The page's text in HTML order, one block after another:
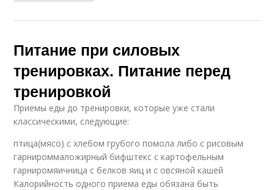
Питание при силовых
тренировках. Питание перед
тренировкой
Приемы еды до тренировки, которые уже стали
классическими, следующие:
птица(мясо) с хлебом грубого помола либо с рисовым
гарнироммаложирный бифштекс с картофельным
гарниромяичница с белков яиц и с овсяной кашей
Калорийность одного приема еды обязана быть